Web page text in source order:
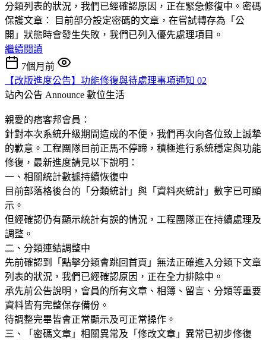
分類列表的狀況，我們已經確認原因，正在緊急修復中。密碼
保護文章： 目前部分設定密碼的文章，在嘗試轉存為「公
開」狀態時會發生失敗，我們已列入優先處理項目。
繼續閱讀
7個月前
【改版進度公告】功能修復與待處理事項通知 02
站內公告 Announce 數位生活
親愛的痞客邦會員：
針對本次系統升級期間造成的不便，我們再次向各位致上誠摯
的歉意。工程團隊目前正馬不停蹄，積極進行系統穩定與功能
修復，最新進度請見以下說明：
一、相關統計數據持續恢復中
目前部落格後台的「分類統計」與「資料夾統計」數字已可顯
示。
但經確認仍有顯示統計有誤的情況，工程團隊正在持續處理及
調整。
二、分類連結調整中
先前確認到「點擊分類會跳回首頁」無法正確進入分類下文章
列表的狀況，我們已經確認原因，正在全力排除中。
承先前公告說明，會員的所有文章、相簿、留言、分類等重要
資料皆有完整保存備份。
待調整完畢皆會正常顯示及可正常操作。
三、「密碼文章」相關異常及「修改文章」異常已初步修復